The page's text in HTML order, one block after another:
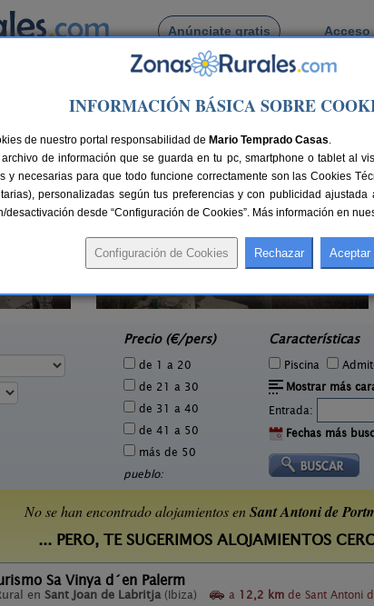
Anúnciate gratis Acceso
Busca por pueblo
de Portmany
de Sant Antoni de Portmany
Ses Marjades
Precio (€/pers)
de 1 a 20
de 21 a 30
de 31 a 40
de 41 a 50
más de 50
pueblo:
Características
Piscina
Mostrar más
Entrada:
Fechas más
No se han encontrado alojamientos enSant Antoni de
... PERO, TE SUGERIMOS ALOJAMIENTOS
Sa Vinya d´en Palerm
en Sant Joan de Labritja (Ibiza) a 12,2 km de Sant Antoni
INFORMACIÓN BÁSICA SOBRE
de nuestro portal responsabilidad de Mario Temprado Casas.
de información que se guarda en tu pc, smartphone o tablet al
y necesarias para que todo funcione correctamente son las Cookies
personalizadas según tus preferencias y con publicidad
desactivación desde “Configuración de Cookies”. Más información en